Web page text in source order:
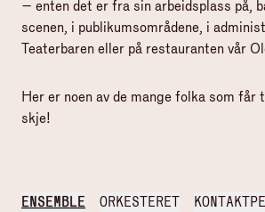
– enten det er fra sin arbeidsplass på,
scenen, i publikumsområdene, i
Teaterbaren eller på restauranten vår
Her er noen av de mange folka som får
skje!
ENSEMBLE ORKESTERET